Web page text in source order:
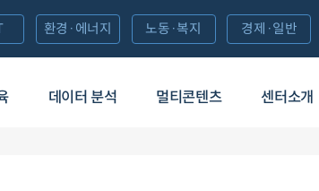
데이터 분석 멀티콘텐츠 센터소개
환경·에너지 노동·복지 경제·일반